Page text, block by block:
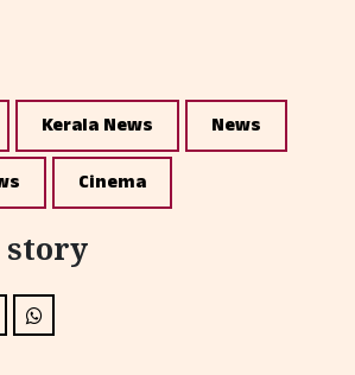
Kerala News News
Cinema
story